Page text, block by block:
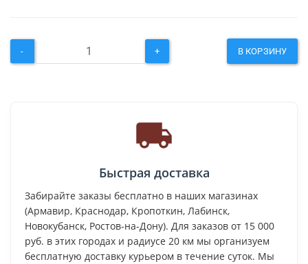
- + В КОРЗИНУ
Быстрая доставка
Забирайте заказы бесплатно в наших магазинах
(Армавир, Краснодар, Кропоткин, Лабинск,
Новокубанск, Ростов-на-Дону). Для заказов от 15 000
руб. в этих городах и радиусе 20 км мы организуем
бесплатную доставку курьером в течение суток. Мы